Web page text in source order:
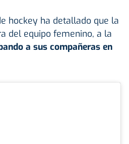
hockey ha detallado que la
del equipo femenino, a la
a sus compañeras en